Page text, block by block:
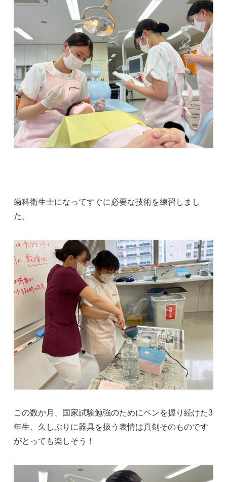
歯科衛生士になってすぐに必要な技術を練習しまし
た。
この数か月、国家試験勉強のためにペンを握り続けた3
年生、久しぶりに器具を扱う表情は真剣そのものです
がとっても楽しそう！